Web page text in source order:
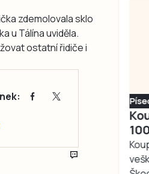
zdemolovala sklo
u Tálína uviděla.
ostatní řidiče i
105, 120
na své projekty
náhradní díly na